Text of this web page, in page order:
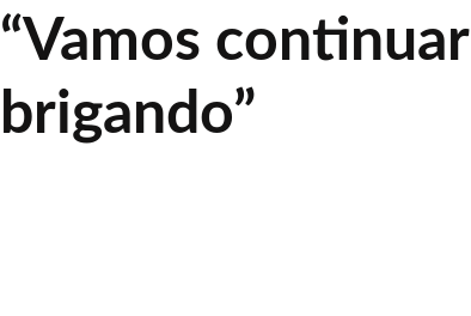
“Vamos continuar
brigando”